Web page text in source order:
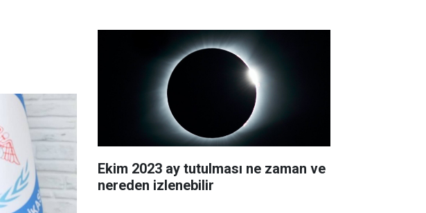
Ekim 2023 ay tutulması ne zaman ve
nereden izlenebilir